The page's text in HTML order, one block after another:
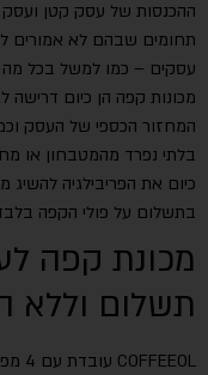
ההכנסות של עסק קטן ועסק
תחומים שבהם לא אמורים
עסקים – כמו למשל בכל מה
מכונות קפה הן כיום דרישה
המחזור הכספי של העסק
בלתי נפרד מהמטבחון או
כיום את הפריבילגיה
בתשלום על פולי הקפה
מכונת קפה
תשלום וללא